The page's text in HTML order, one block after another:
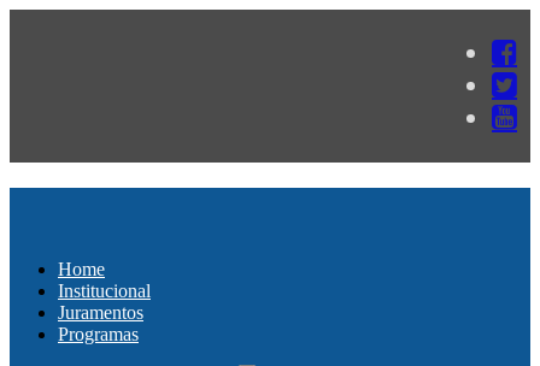
Home
Institucional
Juramentos
Programas